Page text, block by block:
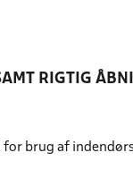
RIGTIG
brug af